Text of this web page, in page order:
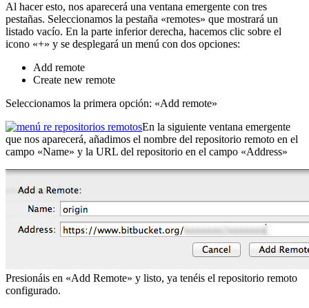
Al hacer esto, nos aparecerá una ventana emergente con tres
pestañas. Seleccionamos la pestaña «remotes» que mostrará un
listado vacío. En la parte inferior derecha, hacemos clic sobre el
icono «+» y se desplegará un menú con dos opciones:
Add remote
Create new remote
Seleccionamos la primera opción: «Add remote»
En la siguiente ventana emergente
que nos aparecerá, añadimos el nombre del repositorio remoto en el
campo «Name» y la URL del repositorio en el campo «Address»
Presionáis en «Add Remote» y listo, ya tenéis el repositorio remoto
configurado.